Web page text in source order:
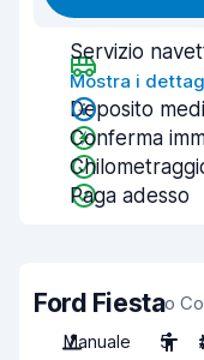
Servizio
Mostra i
Deposito
Conferma
Paga adesso
Ford Fiestao
Manuale
5